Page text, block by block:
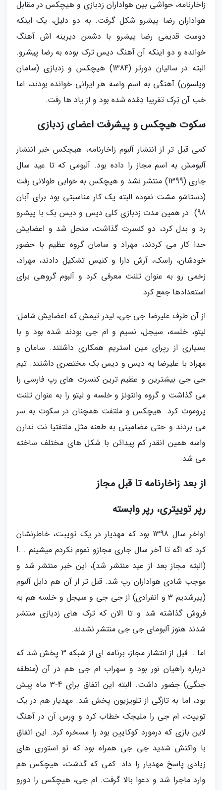
زاخارنامه، حواشی بین هواداران زدبازی و هیچکس در مقابل
هواداران رضا پیشرو شکل گرفت. به دو دلیل، یک اینکه
دوست قدیمی رضا پیشرو با دشمن دیرینه اش آهنگ
خوانده و دو اینکه آن آهنگ دیس ترک بوده به رضا پیشرو.
البته در سالیان دورتر (1384) هیچکس و زدبازی (سامان
ویلسون) آهنگی به اسم واسه هر ایرانی خوانده بودند، اما
خب آن تِرک تقریبا دِمُده شده بود و از یاد ها رفت.
سکوت هیچکس و پیشرفت اعضای زدبازی
کمی قبل تر از انتشار آلبوم زاخارنامه، هیچکس خبر انتشار
آلبومش به اسم مجاز را داده بود. آلبومی که تا عید سال
جاری (1399) منتشر نشد و هیچکس به خوابی طولانی رفت
(دستاشو مشت نموده البته یک کار مناسبتی بود برای آبان
98). در همین مدت زدبازی کلی دیس و دیس بک با پیشرو
رد و بدل کرد، دو کنسرت گذاشت، منحل شد و اعضایش
جدا کار می کردند، مهراد و سامان گروه عظیم با حضور
خودشان، راسک، آرش دارا و کنیس تشکیل دادند، مهراد،
زخمی رو به عنوان تلنت معرفی کرد و آلبوم گروهی برای
استعدادها جمع کرد.
از آن طرف علیرضا جی جی، لیدر تیمش که اعضایش شامل:
لیتو، خلسه، سیجل، نسیم و ام جی بودند شده بود و با
بسیاری از رپرای مین استریم همکاری داشتند. سامان و
مهراد با علیرضا یه دیس و دیس بک مختصری داشتند. تیم
جی جی بیشترین و عظیم ترین کنسرت های رپ فارسی را
می گذاشت و گروه وانتونز و خلسه و لیتو را به عنوان تلنت
پروموت کرد. هیچکس و ملتفت همچنان در سکوت به سر
می بردند و حتی مضامینی به طعنه مثل ملتفتیا نت ندارن
واسه همین انقدر کم پیدائن با شکل های مختلف ساخته
می شد.
از بعد زاخارنامه تا قبل مجاز
رپر توییتری، رپر وابسته
اواخر سال 1398 بود که مهدیار در یک توییت، خاطرنشان
کرد که اگه تا آخر سال جاری مجازو تموم نکردم میشینم ...!
(البته مجاز بعد از عید منتشر شد)، این خبر منتشر شد و
موجب شادی هواداران رپ شد. قبل تر از آن هم دابل آلبوم
(پیرشدیم 3 و انفرادی) از جی جی و سیجل و خلسه هم به
فروش گذاشته شد و تا الان که ترک های زدبازی منتشر
شدند هنوز آلبومای جی جی منتشر نشدند.
اما... قبل از انتشار مجاز، برنامه ای از شبکه 3 پخش شد که
درباره راهیان نور بود و سهراب ام جی هم در آن (منطقه
جنگی) جضور داشت. البته این اتفاق برای 4-3 ماه پیش
بود، اما به تازگی از تلویزیون پخش شد. مهدیار هم در یک
توییت، ام جی را ملیجک خطاب کرد و وِرس آن در آهنگ
لاین بازی که درمورد کوکایین بود را مسخره کرد. این اتفاق
با واکنش شدید جی جی همراه بود که تو استوری های
زیادی پاسخ مهدیار را داد. کمی که گذشت، هیچکس هم
وارد ماجرا شد و دعوا بالا گرفت. ام جی، هیچکس را دورو